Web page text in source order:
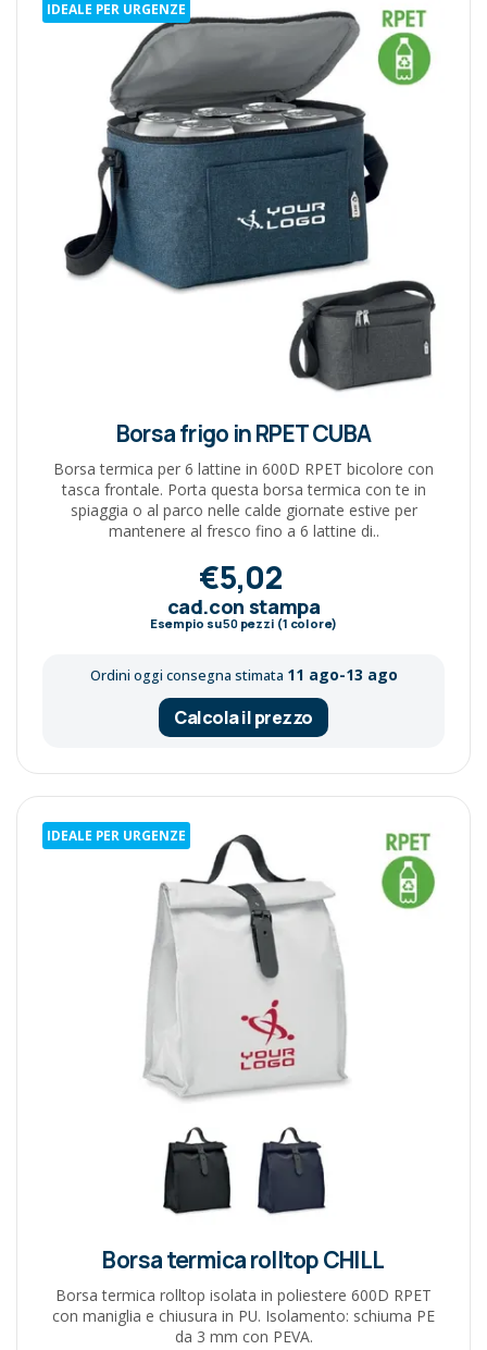
IDEALE PER URGENZE
Borsa frigo in RPET CUBA
Borsa termica per 6 lattine in 600D RPET bicolore con
tasca frontale. Porta questa borsa termica con te in
spiaggia o al parco nelle calde giornate estive per
mantenere al fresco fino a 6 lattine di..
€5,02
cad.con stampa
Esempio su50pezzi (1 colore)
Ordini oggi consegna stimata 11 ago-13 ago
Calcola il prezzo
IDEALE PER URGENZE
Borsa termica rolltop CHILL
Borsa termica rolltop isolata in poliestere 600D RPET
con maniglia e chiusura in PU. Isolamento: schiuma PE
da 3 mm con PEVA.